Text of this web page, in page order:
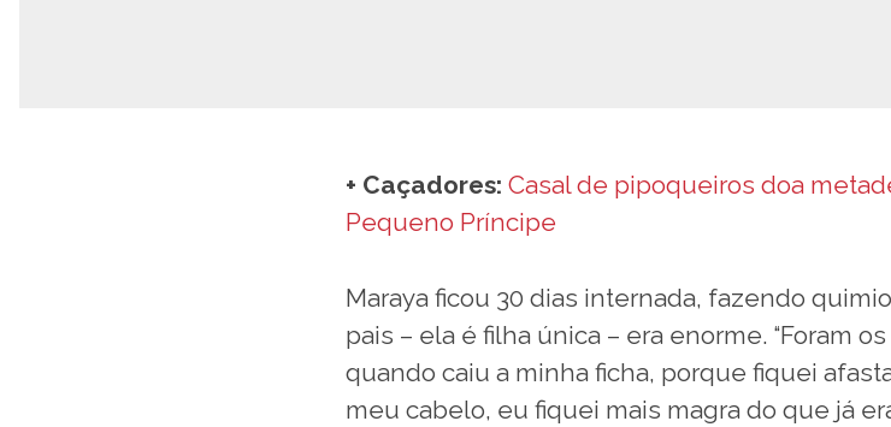
+ Caçadores: Casal de pipoqueiros doa
Pequeno Príncipe
Maraya ficou 30 dias internada, fazendo
pais – ela é filha única – era enorme. “Foram
quando caiu a minha ficha, porque fiquei
meu cabelo, eu fiquei mais magra do que já